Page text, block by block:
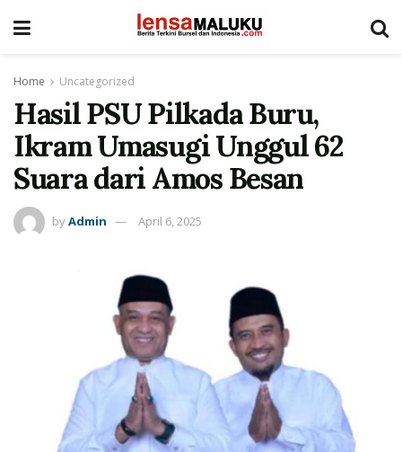
Home Uncategorized
Hasil PSU Pilkada Buru,
Ikram Umasugi Unggul 62
Suara dari Amos Besan
byAdmin April 6, 2025